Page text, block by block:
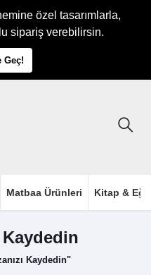
özel tasarımlarla,
sipariş verebilirsin.
Geç!
Matbaa Ürünleri Kitap &
Kaydedin
Kaydedin"